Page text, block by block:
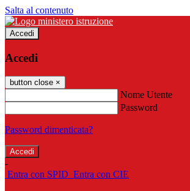
Salta al contenuto
Accedi
Accedi
button close ×
Nome Utente
Password
Password dimenticata?
-
Entra con SPID Entra con CIE